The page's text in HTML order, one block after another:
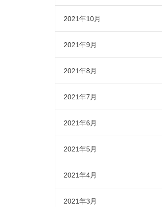
2021年10月
2021年9月
2021年8月
2021年7月
2021年6月
2021年5月
2021年4月
2021年3月